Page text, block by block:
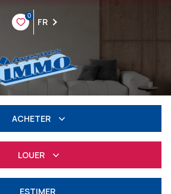
0
FR
ACHETER
LOUER
ESTIMER